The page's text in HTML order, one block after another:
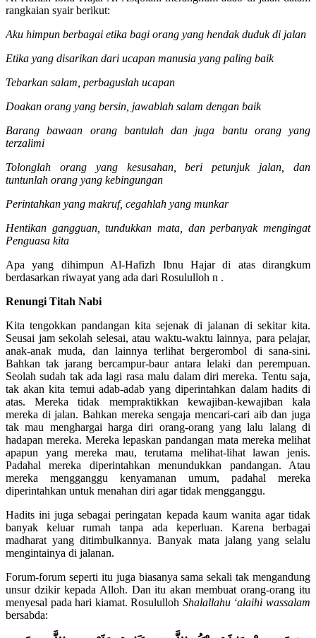
Al-Hafizh Ibnu Hajar Al-Asqolani merangkum adab di jalan dalam
Barang bawaan orang bantulah dan juga bantu orang yang
Tolonglah orang yang kesusahan, beri petunjuk jalan, dan
Hentikan gangguan, tundukkan mata, dan perbanyak mengingat
Apa yang dihimpun Al-Hafizh Ibnu Hajar di atas dirangkum
Kita tengokkan pandangan kita sejenak di jalanan di sekitar kita.
Seusai jam sekolah selesai, atau waktu-waktu lainnya, para pelajar,
anak-anak muda, dan lainnya terlihat bergerombol di sana-sini.
Bahkan tak jarang bercampur-baur antara lelaki dan perempuan.
Seolah sudah tak ada lagi rasa malu dalam diri mereka. Tentu saja,
tak akan kita temui adab-adab yang diperintahkan dalam hadits di
atas. Mereka tidak mempraktikkan kewajiban-kewajiban kala
mereka di jalan. Bahkan mereka sengaja mencari-cari aib dan juga
tak mau menghargai harga diri orang-orang yang lalu lalang di
hadapan mereka. Mereka lepaskan pandangan mata mereka melihat
apapun yang mereka mau, terutama melihat-lihat lawan jenis.
Padahal mereka diperintahkan menundukkan pandangan. Atau
mereka mengganggu kenyamanan umum, padahal mereka
Hadits ini juga sebagai peringatan kepada kaum wanita agar tidak
banyak keluar rumah tanpa ada keperluan. Karena berbagai
madharat yang ditimbulkannya. Banyak mata jalang yang selalu
Forum-forum seperti itu juga biasanya sama sekali tak mengandung
unsur dzikir kepada Alloh. Dan itu akan membuat orang-orang itu
menyesal pada hari kiamat. Rosululloh